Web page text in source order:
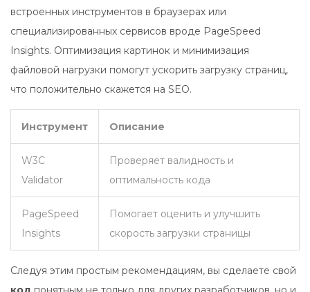
встроенных инструментов в браузерах или
специализированных сервисов вроде PageSpeed
Insights. Оптимизация картинок и минимизация
файловой нагрузки помогут ускорить загрузку страниц,
что положительно скажется на SEO.
Инструмент Описание
W3C
Validator
Проверяет валидность и
оптимальность кода
PageSpeed
Insights
Помогает оценить и улучшить
скорость загрузки страницы
Следуя этим простым рекомендациям, вы сделаете свой